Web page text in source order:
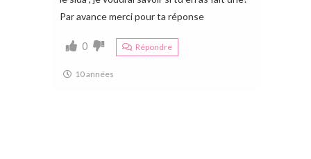
Par avance merci pour ta réponse
0 Répondre
10 années